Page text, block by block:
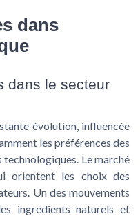
dans
dans le secteur
évolution, influencée
les préférences des
Le marché
orientent les choix des
Un des mouvements
ingrédients naturels et